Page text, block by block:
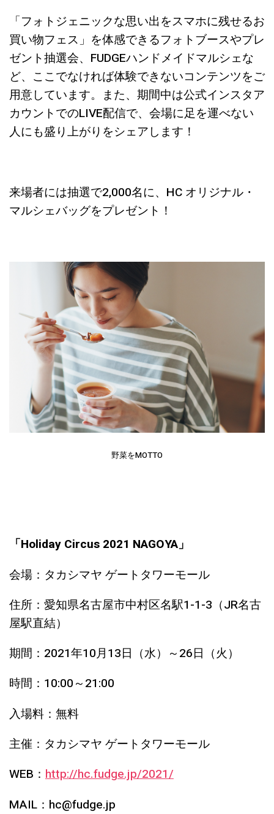
「フォトジェニックな思い出をスマホに残せるお
買い物フェス」を体感できるフォトブースやプレ
ゼント抽選会、FUDGEハンドメイドマルシェな
ど、ここでなければ体験できないコンテンツをご
用意しています。また、期間中は公式インスタア
カウントでのLIVE配信で、会場に足を運べない
人にも盛り上がりをシェアします！
来場者には抽選で2,000名に、HC オリジナル・
マルシェバッグをプレゼント！
野菜をMOTTO
「Holiday Circus 2021 NAGOYA」
会場：タカシマヤ ゲートタワーモール
住所：愛知県名古屋市中村区名駅1-1-3（JR名古
屋駅直結）
期間：2021年10月13日（水）～26日（火）
時間：10:00～21:00
入場料：無料
主催：タカシマヤ ゲートタワーモール
WEB： http://hc.fudge.jp/2021/
MAIL：hc@fudge.jp